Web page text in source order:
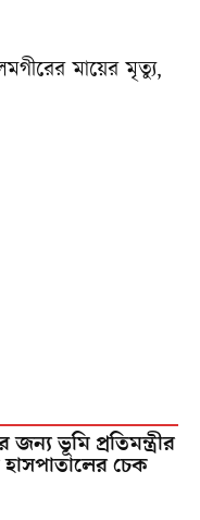
মায়ের মৃত্যু,
জন্য ভূমি প্রতিমন্ত্রীর
হাসপাতালের চেক